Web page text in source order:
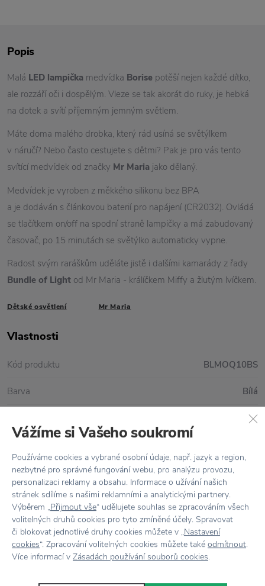
Vše skladem, odesíláme ihned
Popis
Malá LED lampička medvídka Borise potěší nejen každé dítko,
ale rozzáří oči i dospělým. Vleze se tak akorát do ruky, je hebká
na dotek a svítí příjemným jemným světlem.
Máte doma malého drobka, který rád usíná se světýlkem
v náručí? Nebo často cestujete s dětmi? Pak je pro vás tento
svítící medvídek od značky Mr Maria jako dělaný.
Medvídek je vyroben z měkkého silikonu bez BPA
a je dodáván s článkovou baterií pro napájení (CR2032). Ovládá
se tlačítkem on/off na spodní straně lampičky a má zabudovaný
časovač, po 15 minutách se světýlko automaticky vypne.
Radost svým raráškům uděláte jistě i dalšími kamarády z řady
Bundle of Light od Mr Maria - králíčkem Miffy a žlutým lvíčkem.
Dětské osvětlení Mr Maria
Vlastnosti
Kód produktu BLMOQ10BS
Barva Bílá
1 x CR2032, je součástí balení
Rozměr V: 10,2 cm x Š: 9,8 cm x H: 7 cm
Žárovka
Vážíme si Vašeho soukromí
Používáme cookies a vybrané osobní údaje, např. jazyk a region,
nezbytné pro správné fungování webu, pro analýzu provozu,
personalizaci reklamy a obsahu. Informace o užívání našich
stránek sdílíme s našimi reklamními a analytickými partnery.
Výběrem „Přijmout vše“ udělujete souhlas se zpracováním všech
volitelných druhů cookies pro tyto zmíněné účely. Spravovat
či blokovat jednotlivé druhy cookies můžete v „Nastavení
cookies“. Zpracování volitelných cookies můžete také odmítnout.
Více informací v Zásadách používání souborů cookies.